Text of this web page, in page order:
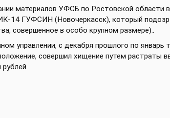
материалов УФСБ по Ростовской области
14 ГУФСИН (Новочеркасск), который
совершенное в особо крупном размере)..
управлении, с декабря прошлого по январь
совершил хищение путем растраты